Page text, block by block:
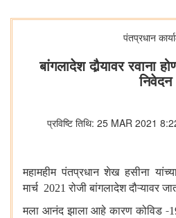
पंतप्रधान
बांगलादेश दौर्‍यावर रवाना
निवेदन
प्रविष्टि तिथि: 25 MAR 2021
महामहीम पंतप्रधान शेख हसीना
मार्च 2021 रोजी बांगलादेश दौऱ्यावर
मला आनंद झाला आहे कारण कोविड -